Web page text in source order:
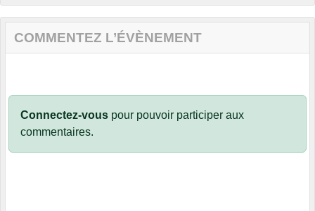
COMMENTEZ L’ÉVÈNEMENT
Connectez-vous pour pouvoir participer aux
commentaires.